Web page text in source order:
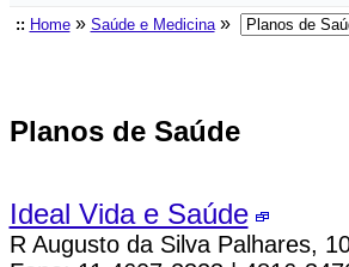
:: Home » Saúde e Medicina »
Planos de Saúde
Ideal Vida e Saúde
R Augusto da Silva Palhares,